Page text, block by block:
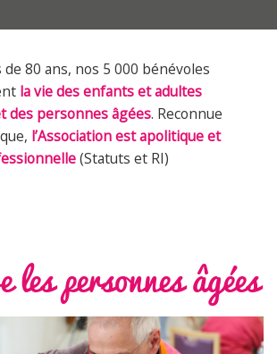
80 ans, nos 5 000 bénévoles
la vie des enfants et adultes
des personnes âgées. Reconnue
l’Association est apolitique et
(Statuts et RI)
personnes âgées